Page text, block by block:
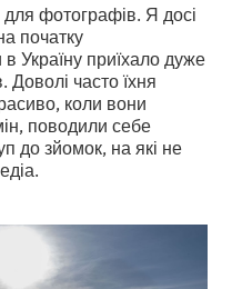
фотографів. Я досі
початку
Україну приїхало дуже
Доволі часто їхня
коли вони
поводили себе
до зйомок, на які не